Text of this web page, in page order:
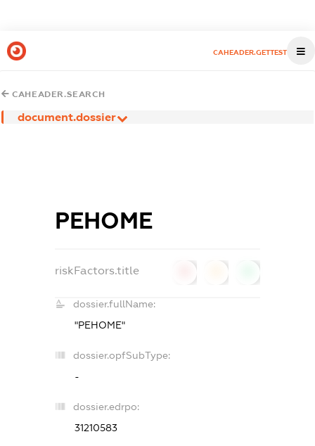
CAHEADER.GETTEST
CAHEADER.SEARCH
document.dossier
РЕНОМЕ
riskFactors.title
dossier.fullName:
"РЕНОМЕ"
dossier.opfSubType:
-
dossier.edrpo:
31210583